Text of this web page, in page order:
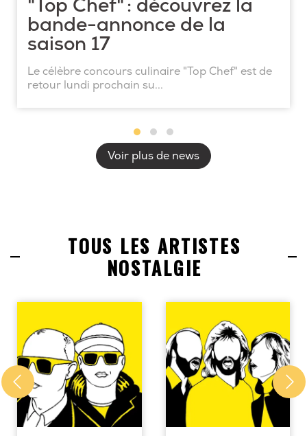
"Top Chef" : découvrez la
bande-annonce de la
saison 17
Le célèbre concours culinaire "Top Chef" est de
retour lundi prochain su...
Voir plus de news
TOUS LES ARTISTES
NOSTALGIE